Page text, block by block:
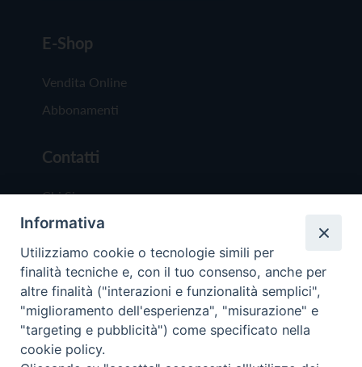
E-Shop
Vendita Online
Abbonamenti
Contatti
Chi Siamo
Redazione
Scrivici
Copyright © 2019 - Tutti i diritti riservati - Vita
Informativa
Utilizziamo cookie o tecnologie simili per
finalità tecniche e, con il tuo consenso, anche per
altre finalità ("interazioni e funzionalità semplici",
"miglioramento dell'esperienza", "misurazione" e
"targeting e pubblicità") come specificato nella
cookie policy.